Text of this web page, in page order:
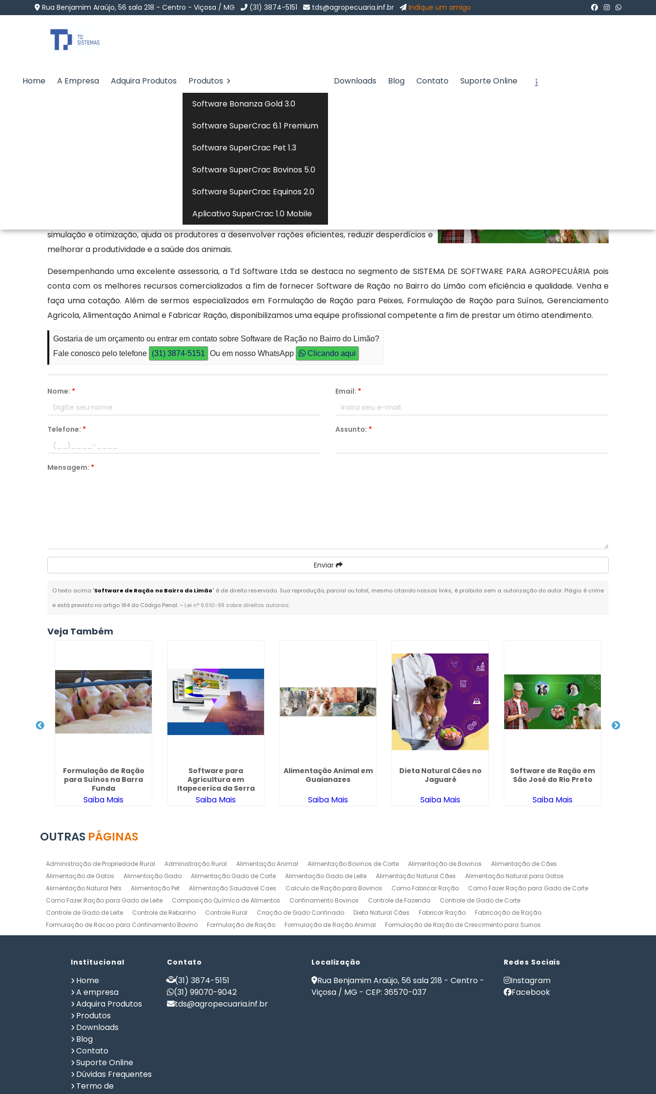
Rua Benjamim Araújo, 56 sala 218 - Centro - Viçosa / MG (31) 3874-5151 tds@agropecuaria.inf.br Indique um amigo
Home A Empresa Adquira Produtos Produtos
Software Bonanza Gold 3.0
Software SuperCrac 6.1 Premium
Software SuperCrac Pet 1.3
Software SuperCrac Bovinos 5.0
Software SuperCrac Equinos 2.0
Aplicativo SuperCrac 1.0 Mobile
Downloads Blog Contato Suporte Online
Software de Ração no Bairro do Limão
dietas para diferentes tipos de animais, como gado, suínos, aves e pets. Ele permite a criação de
fórmulas de rações balanceadas, ajustando a combinação de ingredientes para atender às
realizando o monitoramento da qualidade dos ingredientes e a análise de custos. Com recursos de
simulação e otimização, ajuda os produtores a desenvolver rações eficientes, reduzir desperdícios e
melhorar a produtividade e a saúde dos animais.
Desempenhando uma excelente assessoria, a Td Software Ltda se destaca no segmento de SISTEMA DE SOFTWARE PARA AGROPECUÁRIA pois
conta com os melhores recursos comercializados a fim de fornecer Software de Ração no Bairro do Limão com eficiência e qualidade. Venha e
faça uma cotação. Além de sermos especializados em Formulação de Ração para Peixes, Formulação de Ração para Suínos, Gerenciamento
Agricola, Alimentação Animal e Fabricar Ração, disponibilizamos uma equipe profissional competente a fim de prestar um ótimo atendimento.
Gostaria de um orçamento ou entrar em contato sobre Software de Ração no Bairro do Limão?
Fale conosco pelo telefone
(31) 3874-5151 Ou em nosso WhatsApp Clicando aqui
Nome: * Email: *
Telefone: * Assunto: *
Mensagem: *
Enviar
O texto acima "Software de Ração no Bairro do Limão" é de direito reservado. Sua reprodução, parcial ou total, mesmo citando nossos links, é proibida sem a autorização do autor. Plágio é crime
e está previsto no artigo 184 do Código Penal. – Lei n° 9.610-98 sobre direitos autorais.
Veja Também
Formulação de Ração
para Suínos na Barra
Funda
Saiba Mais
Software para
Agricultura em
Itapecerica da Serra
Saiba Mais
Alimentação Animal em
Guaianazes
Saiba Mais
Dieta Natural Cães no
Jaguaré
Saiba Mais
Software de Ração em
São José do Rio Preto
Saiba Mais
OUTRAS PÁGINAS
Administração de Propriedade Rural Administração Rural Alimentação Animal Alimentação Bovinos de Corte Alimentação de Bovinos
Alimentação de Cães
Alimentação de Gatos
Alimentação Gado Alimentação Gado de Corte Alimentação Gado de Leite Alimentação Natural Cães
Alimentação Natural para Gatos
Alimentação Natural Pets
Alimentação Pet Alimentação Saudavel Caes Calculo de Ração para Bovinos Como Fabricar Ração
Como Fazer Ração para Gado de Corte
Como Fazer Ração para Gado de Leite
Composição Química de Alimentos Confinamento Bovinos Controle de Fazenda
Controle de Gado de Corte
Controle de Gado de Leite
Controle de Rebanho Controle Rural Criação de Gado Confinado Dieta Natural Cães Fabricar Ração
Fabricação de Ração
Formulação de Racao para Confinamento Bovino
Formulação de Ração Formulação de Ração Animal
Formulação de Ração de Crescimento para Suinos
Formulação de Ração de Postura para Galinhas
Formulação de Ração para Aves de Postura Formulação de Ração para Bezerros
Formulação de Ração para Bovinos
Formulação de Ração para Frango de Corte
Formulação de Ração para Gado Leiteiro Formulação de Ração para Peixes
Formulação de Ração para Suínos
Gerenciamento de Fazendas
Gerenciamento Rural Gestão Rural Nutrição de Bovinos Nutrição de Cães e Gatos
Nutrição PET
Planilha Formulação de Ração Vacas Leiteiras
Programa de Formulação de Ração para Bovinos
Software Administração Rural
Software de Gestão de Propriedade Rural
Software de Ração
Software para Agricultura
Institucional
Home
A empresa
Adquira Produtos
Produtos
Downloads
Blog
Contato
Suporte Online
Dúvidas Frequentes
Termo de
Contato
(31) 3874-5151
(31) 99070-9042
tds@agropecuaria.inf.br
Localização
Rua Benjamim Araújo, 56 sala 218 - Centro -
Viçosa / MG - CEP: 36570-037
Redes Sociais
Instagram
Facebook